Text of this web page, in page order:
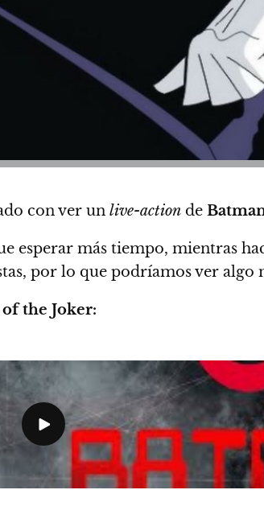
con ver un live-action de
esperar más tiempo, mientras
por lo que podríamos ver
the Joker: